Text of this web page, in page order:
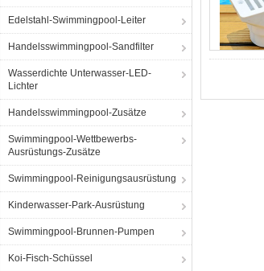
Edelstahl-Swimmingpool-Leiter
Handelsswimmingpool-Sandfilter
Wasserdichte Unterwasser-LED-
Lichter
Handelsswimmingpool-Zusätze
Swimmingpool-Wettbewerbs-
Ausrüstungs-Zusätze
Swimmingpool-Reinigungsausrüstung
Kinderwasser-Park-Ausrüstung
Swimmingpool-Brunnen-Pumpen
Koi-Fisch-Schüssel